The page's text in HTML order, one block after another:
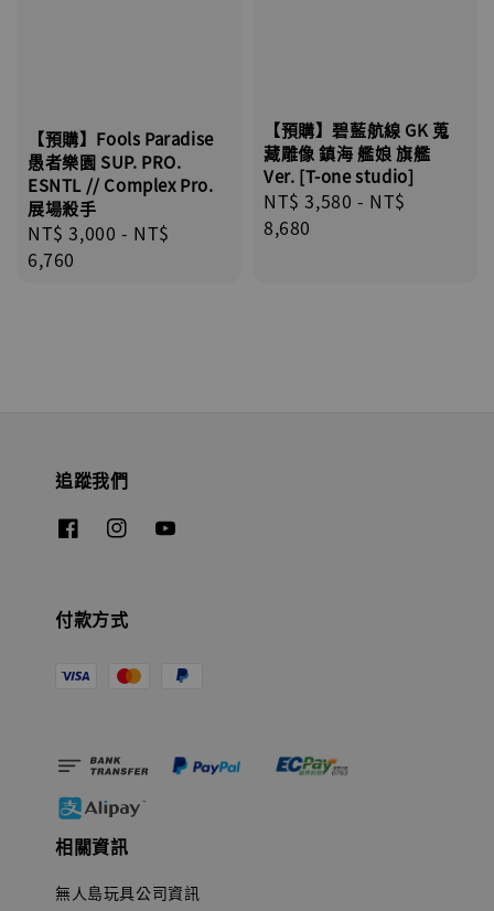
【預購】Fools Paradise
愚者樂園 SUP. PRO.
ESNTL // Complex Pro.
展場殺手
Regular
price
NT$ 3,000 - NT$
6,760
【預購】碧藍航線 GK 蒐
藏雕像 鎮海 艦娘 旗艦
Ver. [T-one studio]
Regular
price
NT$ 3,580 - NT$
8,680
追蹤我們
付款方式
相關資訊
無人島玩具公司資訊